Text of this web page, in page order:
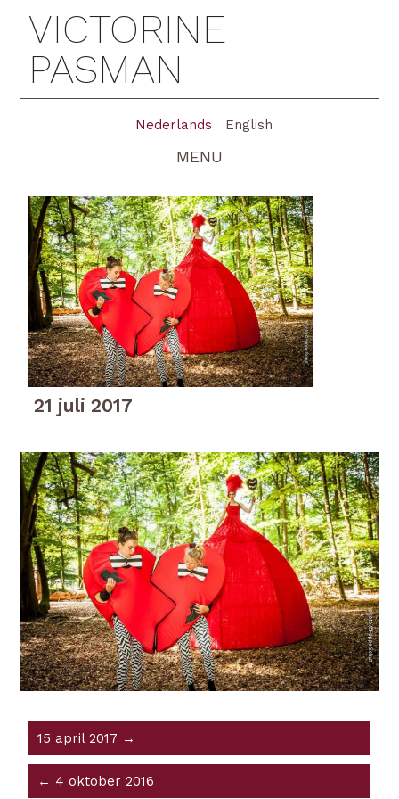
VICTORINE
PASMAN
Nederlands English
MENU
21 juli 2017
15 april 2017 →
← 4 oktober 2016